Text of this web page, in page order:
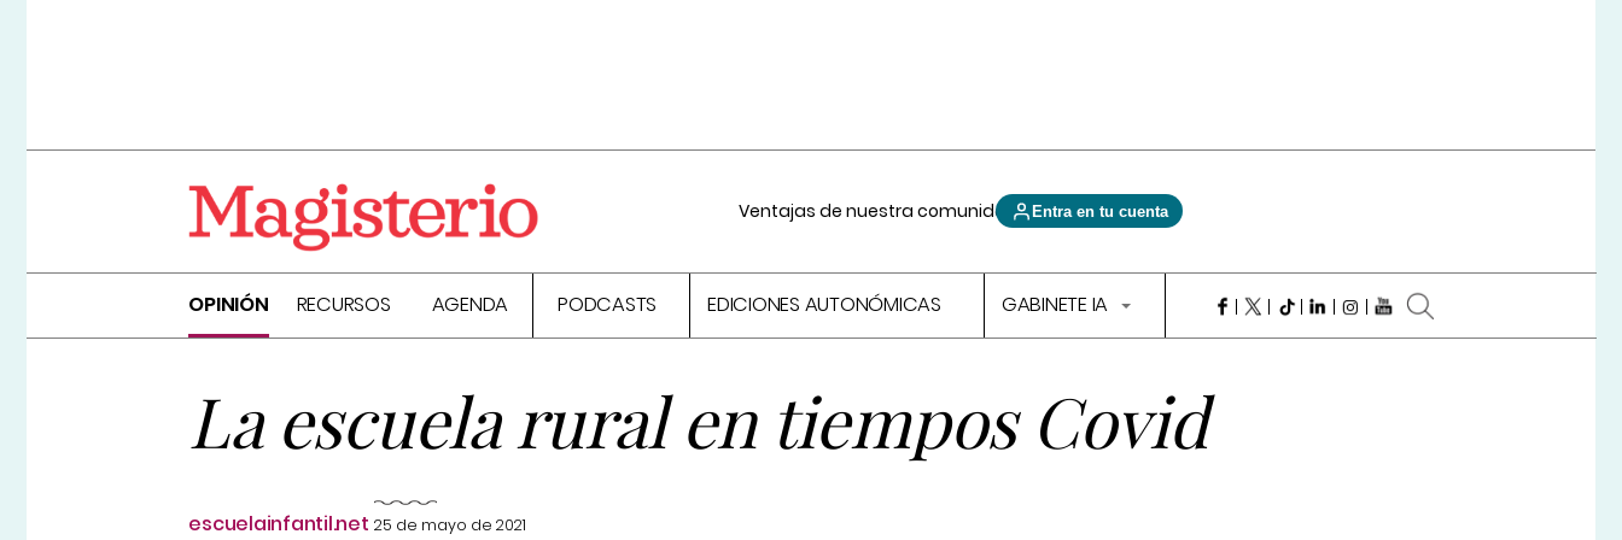
Ventajas de nuestra comunidad Entra en tu cuenta
OPINIÓN RECURSOS AGENDA PODCASTS EDICIONES AUTONÓMICAS GABINETE IA
La escuela rural en tiempos Covid
escuelainfantil.net 25 de mayo de 2021